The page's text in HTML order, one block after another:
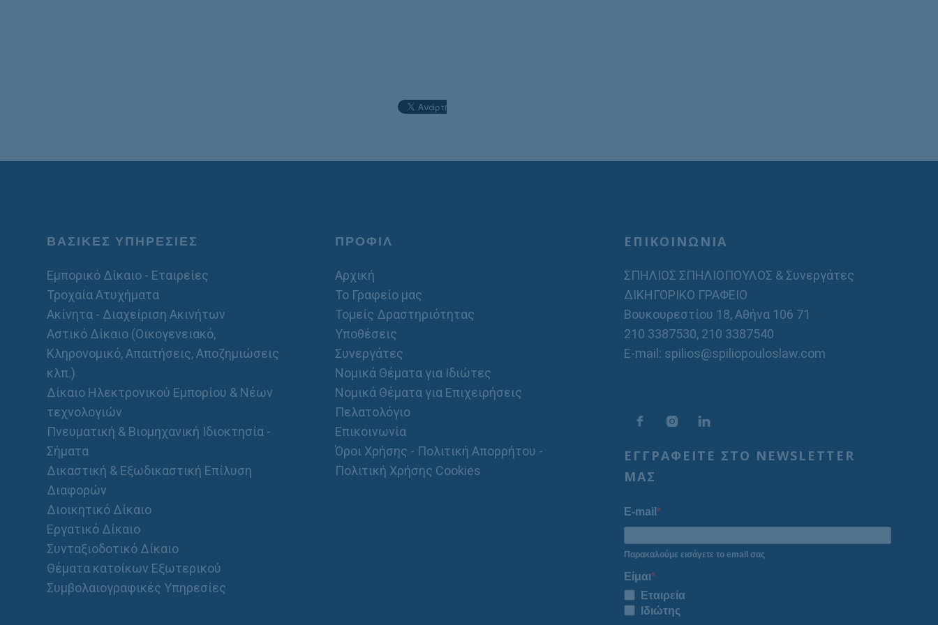
ΒΑΣΙΚΕΣ ΥΠΗΡΕΣΙΕΣ
Εμπορικό Δίκαιο - Εταιρείες
Τροχαία Ατυχήματα
Ακίνητα - Διαχείριση Ακινήτων
Αστικό Δίκαιο (Οικογενειακό,
Κληρονομικό, Απαιτήσεις, Αποζημιώσεις
κλπ.)
Δίκαιο Ηλεκτρονικού Εμπορίου & Νέων
τεχνολογιών
Πνευματική & Βιομηχανική Ιδιοκτησία -
Σήματα
Δικαστική & Εξωδικαστική Επίλυση
Διαφορών
Διοικητικό Δίκαιο
Εργατικό Δίκαιο
Συνταξιοδοτικό Δίκαιο
Θέματα κατοίκων Εξωτερικού
Συμβολαιογραφικές Υπηρεσίες
ΠΡΟΦΙΛ
Αρχική
Το Γραφείο μας
Τομείς Δραστηριότητας
Υποθέσεις
Συνεργάτες
Νομικά Θέματα για Ιδιώτες
Νομικά Θέματα για Επιχειρήσεις
Πελατολόγιο
Επικοινωνία
Όροι Χρήσης - Πολιτική Απορρήτου -
Πολιτική Χρήσης Cookies
ΕΠΙΚΟΙΝΩΝΙΑ
ΣΠΗΛΙΟΣ ΣΠΗΛΙΟΠΟΥΛΟΣ & Συνεργάτες
ΔΙΚΗΓΟΡΙΚΟ ΓΡΑΦΕΙΟ
Βουκουρεστίου 18, Αθήνα 106 71
210 3387530, 210 3387540
E-mail: spilios@spiliopouloslaw.com
ΕΓΓΡΑΦΕΙΤΕ ΣΤΟ NEWSLETTER
ΜΑΣ
E-mail
Παρακαλούμε εισάγετε το email σας
Είμαι
Εταιρεία
Ιδιώτης